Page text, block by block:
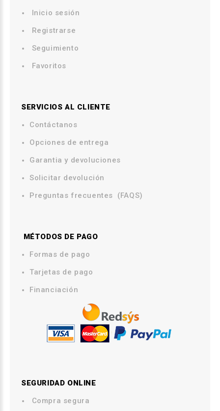
Inicio sesión
Registrarse
Seguimiento
Favoritos
SERVICIOS AL CLIENTE
Contáctanos
Opciones de entrega
Garantia y devoluciones
Solicitar devolución
Preguntas frecuentes (FAQS)
MÉTODOS DE PAGO
Formas de pago
Tarjetas de pago
Financiación
SEGURIDAD ONLINE
Compra segura